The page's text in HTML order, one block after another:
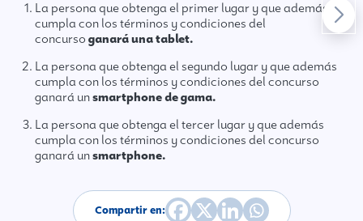
La persona que obtenga el primer lugar y que además
cumpla con los términos y condiciones del
concursoganará una tablet.
La persona que obtenga el segundo lugar y que además
cumpla con los términos y condiciones del concurso
ganará unsmartphone de gama.
La persona que obtenga el tercer lugar y que además
cumpla con los términos y condiciones del concurso
ganará unsmartphone.
Compartir en: